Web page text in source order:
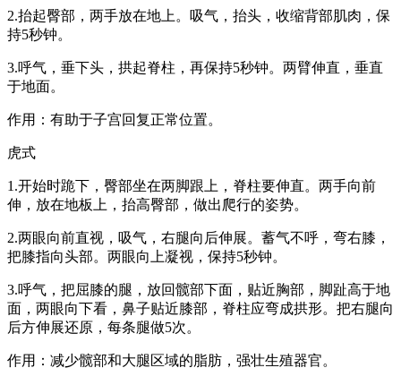
2.抬起臀部，两手放在地上。吸气，抬头，收缩背部肌肉，保
持5秒钟。
3.呼气，垂下头，拱起脊柱，再保持5秒钟。两臂伸直，垂直
于地面。
作用：有助于子宫回复正常位置。
虎式
1.开始时跪下，臀部坐在两脚跟上，脊柱要伸直。两手向前
伸，放在地板上，抬高臀部，做出爬行的姿势。
2.两眼向前直视，吸气，右腿向后伸展。蓄气不呼，弯右膝，
把膝指向头部。两眼向上凝视，保持5秒钟。
3.呼气，把屈膝的腿，放回髋部下面，贴近胸部，脚趾高于地
面，两眼向下看，鼻子贴近膝部，脊柱应弯成拱形。把右腿向
后方伸展还原，每条腿做5次。
作用：减少髋部和大腿区域的脂肪，强壮生殖器官。